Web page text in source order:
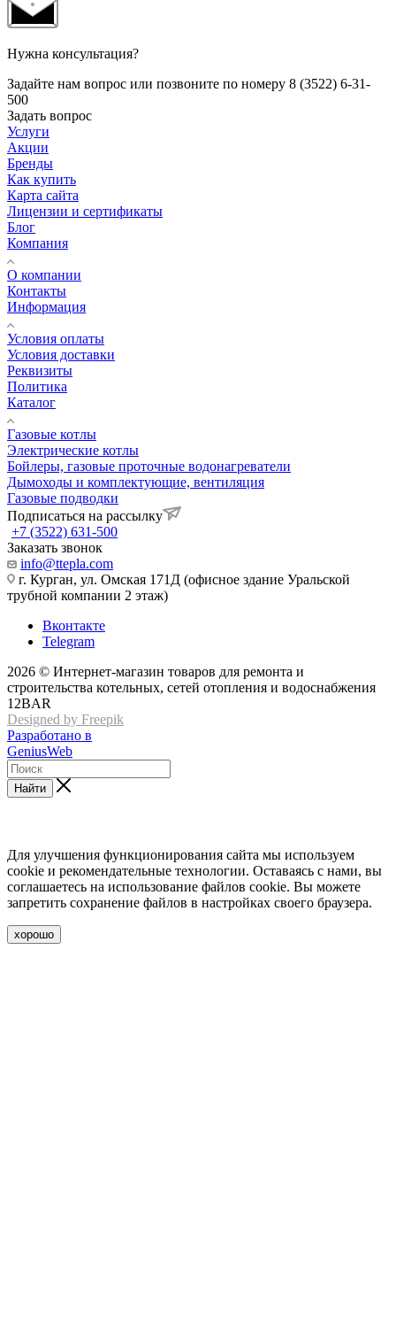
Нужна консультация?
Задайте нам вопрос или позвоните по номеру 8 (3522) 6-31-
500
Задать вопрос
Услуги
Акции
Бренды
Как купить
Карта сайта
Лицензии и сертификаты
Блог
Компания
О компании
Контакты
Информация
Условия оплаты
Условия доставки
Реквизиты
Политика
Каталог
Газовые котлы
Электрические котлы
Бойлеры, газовые проточные водонагреватели
Дымоходы и комплектующие, вентиляция
Газовые подводки
Подписаться на рассылку
+7 (3522) 631-500
Заказать звонок
info@ttepla.com
г. Курган, ул. Омская 171Д (офисное здание Уральской
трубной компании 2 этаж)
Вконтакте
Telegram
2026 © Интернет-магазин товаров для ремонта и
строительства котельных, сетей отопления и водоснабжения
12BAR
Designed by Freepik
Разработано в
GeniusWeb
Найти
Для улучшения функционирования сайта мы используем
cookie и рекомендательные технологии. Оставаясь с нами, вы
соглашаетесь на использование файлов cookie. Вы можете
запретить сохранение файлов в настройках своего браузера.
хорошо